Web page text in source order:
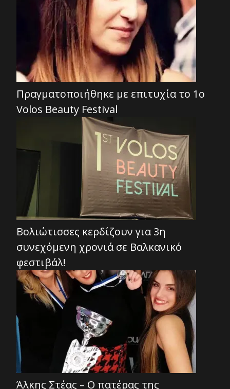
Πραγματοποιήθηκε με επιτυχία το 1ο
Volos Beauty Festival
Βολιώτισσες κερδίζουν για 3η
συνεχόμενη χρονιά σε Βαλκανικό
φεστιβάλ!
Άλκης Στέας – Ο πατέρας της